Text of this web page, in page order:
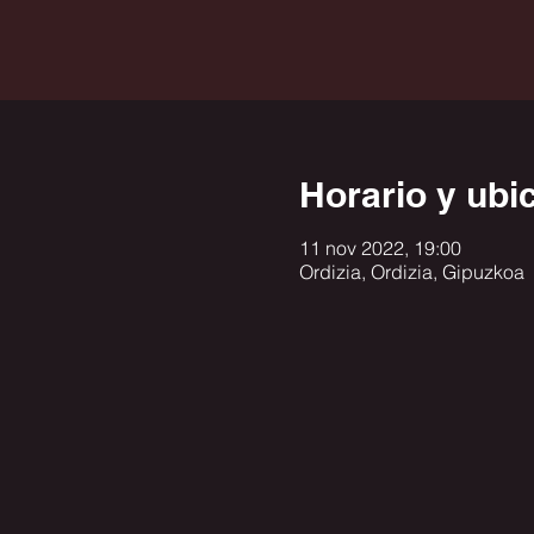
Horario y
11 nov 2022, 19:00
Ordizia, Ordizia, Gipuzkoa